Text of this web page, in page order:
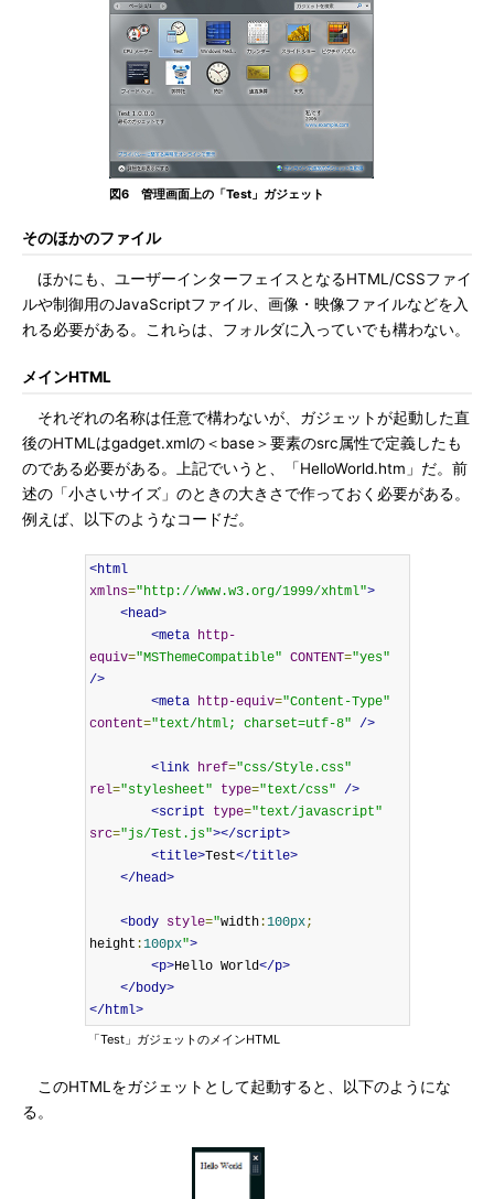
図6 管理画面上の「Test」ガジェット
そのほかのファイル
ほかにも、ユーザーインターフェイスとなるHTML/CSSファイ
ルや制御用のJavaScriptファイル、画像・映像ファイルなどを入
れる必要がある。これらは、フォルダに入っていでも構わない。
メインHTML
それぞれの名称は任意で構わないが、ガジェットが起動した直
後のHTMLはgadget.xmlの＜base＞要素のsrc属性で定義したも
のである必要がある。上記でいうと、「HelloWorld.htm」だ。前
述の「小さいサイズ」のときの大きさで作っておく必要がある。
例えば、以下のようなコードだ。
<html
xmlns="http://www.w3.org/1999/xhtml">
<head>
<meta
http-
equiv="MSThemeCompatible" CONTENT="yes"
/>
<meta
http-equiv="Content-Type"
content="text/html; charset=utf-8" />
<link href="css/Style.css"
rel="stylesheet" type="text/css" />
<script
type="text/javascript"
src="js/Test.js"></script>
<title>Test</title>
</head>
<body style="width:100px;
height :100px">
<p>Hello World</p>
</body>
</html>
「Test」ガジェットのメインHTML
このHTMLをガジェットとして起動すると、以下のようにな
る。